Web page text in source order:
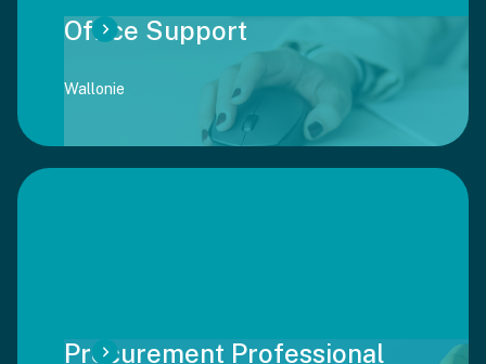
Office Support
Wallonie
Procurement Professional